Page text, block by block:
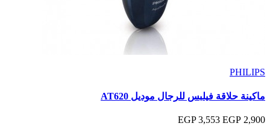
PHILIPS
ماكينة حلاقة فيلبس للرجال موديل AT620
2,900 EGP
3,553 EGP